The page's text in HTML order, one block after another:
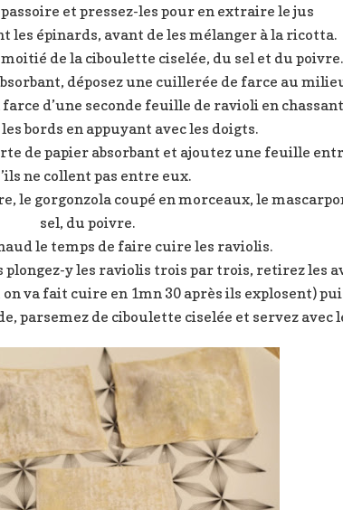
et pressez-les pour en extraire le jus
les épinards, avant de les mélanger à la ricotta.
de la ciboulette ciselée, du sel et du
déposez une cuillerée de farce au
d’une seconde feuille de ravioli en
bords en appuyant avec les doigts.
de papier absorbant et ajoutez une feuille
ne collent pas entre eux.
le gorgonzola coupé en morceaux, le
sel, du poivre.
le temps de faire cuire les raviolis.
plongez-y les raviolis trois par trois, retirez les
va fait cuire en 1mn 30 après ils explosent)
parsemez de ciboulette ciselée et servez avec